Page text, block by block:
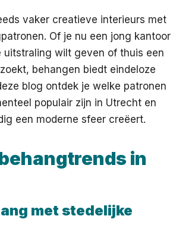
vaker creatieve interieurs met
Of je nu een jong kantoor
uitstraling wilt geven of thuis een
behangen biedt eindeloze
blog ontdek je welke patronen
populair zijn in Utrecht en
een moderne sfeer creëert.
in
met stedelijke